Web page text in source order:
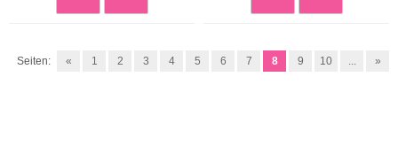
Seiten: « 1 2 3 4 5 6 7 8 9 10 ... »